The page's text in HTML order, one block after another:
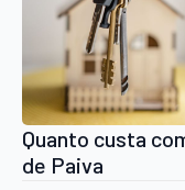
Quanto custa
de Paiva